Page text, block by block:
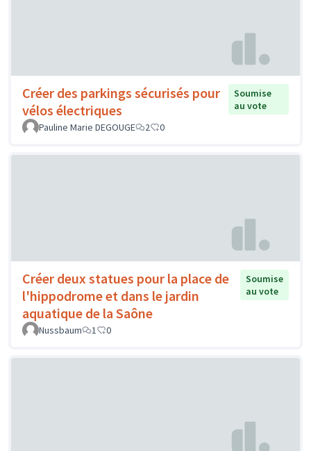
Créer des parkings sécurisés pour
vélos électriques
Soumise
au vote
Pauline Marie DEGOUGE
2 0
Créer deux statues pour la place de
l'hippodrome et dans le jardin
aquatique de la Saône
Soumise
au vote
Nussbaum 1 0